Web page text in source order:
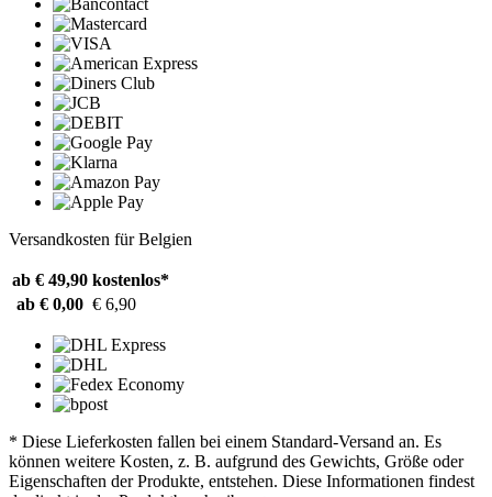
Versandkosten für Belgien
ab € 49,90 kostenlos*
ab € 0,00 € 6,90
* Diese Lieferkosten fallen bei einem Standard-Versand an. Es
können weitere Kosten, z. B. aufgrund des Gewichts, Größe oder
Eigenschaften der Produkte, entstehen. Diese Informationen findest